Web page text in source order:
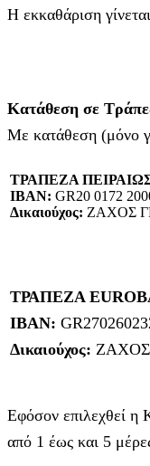
Η εκκαθάριση
Κατάθεση σε
Με κατάθεση (μόνο
ΤΡΑΠΕΖΑ
IBAN: GR20 0172
Δικαιούχος: ΖΑΧΟΣ
ΤΡΑΠΕΖΑ
IBAN:
Δικαιούχος: ΖΑΧΟΣ
Εφόσον επιλεχθεί η
από 1 έως και 5